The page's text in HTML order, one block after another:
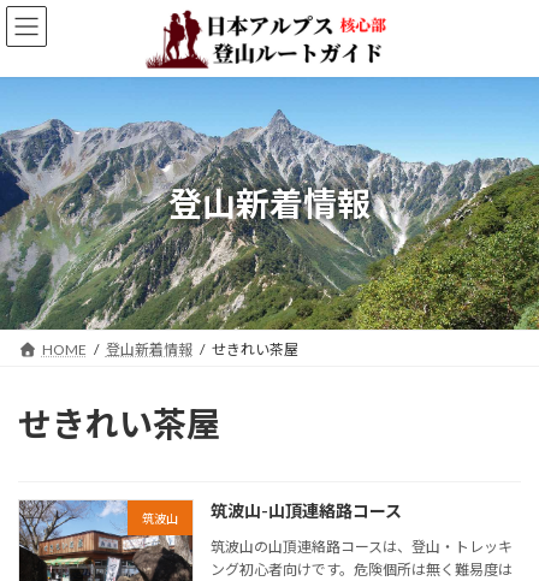
コ
ン
ン
へ
ス
キ
ッ
プ
ナ
ビ
ー
ョ
ン
に
移
動
登山新着情報
HOME 登山新着情報 せきれい茶屋
せきれい茶屋
筑波山 筑波山-山頂連絡路コース
筑波山の山頂連絡路コースは、登山・トレッキ
ング初心者向けです。危険個所は無く難易度は